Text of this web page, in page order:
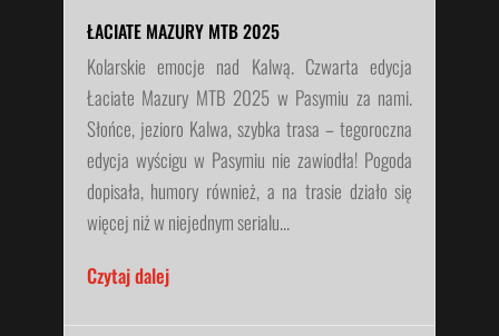
ŁACIATE MAZURY MTB 2025
Kolarskie emocje nad Kalwą. Czwarta edycja
Łaciate Mazury MTB 2025 w Pasymiu za nami.
Słońce, jezioro Kalwa, szybka trasa – tegoroczna
edycja wyścigu w Pasymiu nie zawiodła! Pogoda
dopisała, humory również, a na trasie działo się
więcej niż w niejednym serialu...
Czytaj dalej